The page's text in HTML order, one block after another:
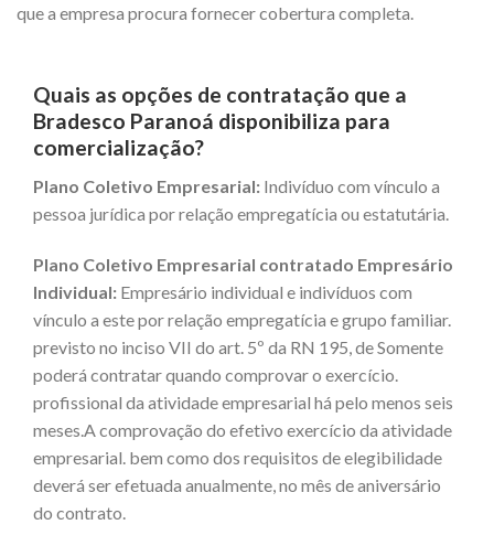
que a empresa procura fornecer cobertura completa.
Quais as opções de contratação que a
Bradesco Paranoá disponibiliza para
comercialização?
Plano Coletivo Empresarial: Indivíduo com vínculo a
pessoa jurídica por relação empregatícia ou estatutária.
Plano Coletivo Empresarial contratado Empresário
Individual: Empresário individual e indivíduos com
vínculo a este por relação empregatícia e grupo familiar.
previsto no inciso VII do art. 5º da RN 195, de Somente
poderá contratar quando comprovar o exercício.
profissional da atividade empresarial há pelo menos seis
meses.A comprovação do efetivo exercício da atividade
empresarial. bem como dos requisitos de elegibilidade
deverá ser efetuada anualmente, no mês de aniversário
do contrato.